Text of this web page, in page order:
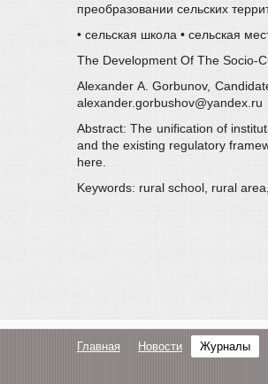
преобразовании сельских
• сельская школа • сельская
The Development Of The Socio-
Alexander A. Gorbunov,
alexander.gorbushov@yandex.ru
Abstract: The unification of
and the existing regulatory
here.
Keywords: rural school, rural
Главная Новости Журналы